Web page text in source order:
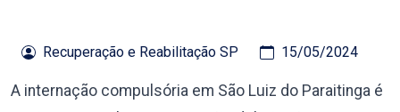
Recuperação e Reabilitação SP 15/05/2024
A internação compulsória em São Luiz do Paraitinga é